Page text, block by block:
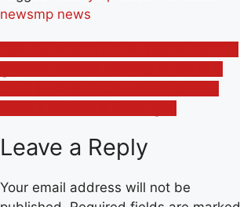
newsmp news
Post
navigation
Leave a Reply
Your email address will not be